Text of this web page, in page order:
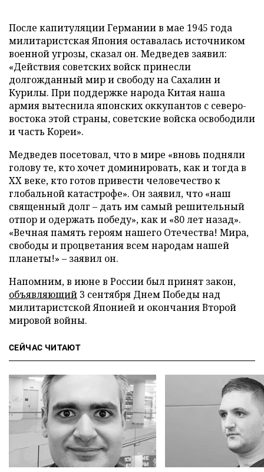
После капитуляции Германии в мае 1945 года
милитаристская Япония оставалась источником
военной угрозы, сказал он. Медведев заявил:
«Действия советских войск принесли
долгожданный мир и свободу на Сахалин и
Курилы. При поддержке народа Китая наша
армия вытеснила японских оккупантов с северо-
востока этой страны, советские войска освободили
и часть Кореи».
Медведев посетовал, что в мире «вновь подняли
голову те, кто хочет доминировать, как и тогда в
XX веке, кто готов привести человечество к
глобальной катастрофе». Он заявил, что «наш
священный долг – дать им самый решительный
отпор и одержать победу», как и «80 лет назад».
«Вечная память героям нашего Отечества! Мира,
свободы и процветания всем народам нашей
планеты!» – заявил он.
Напомним, в июне в России был принят закон,
объявляющий 3 сентября Днем Победы над
милитаристской Японией и окончания Второй
мировой войны.
СЕЙЧАС ЧИТАЮТ